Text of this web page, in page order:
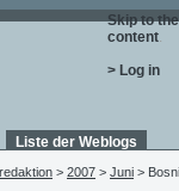
Skip to
content.
> Log in
Liste der Weblogs
redaktion > 2007 > Juni >